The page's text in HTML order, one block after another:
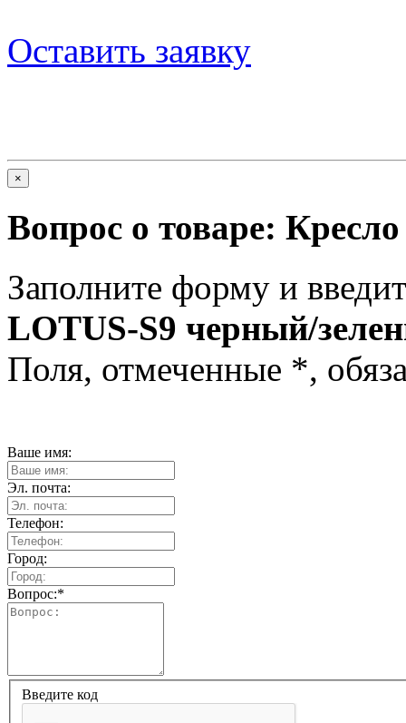
Оставить заявку
×
Вопрос о товаре:
Заполните форму и
LOTUS-S9 черный/
Поля, отмеченные *,
Ваше имя:
Эл. почта:
Телефон:
Город:
Вопрос:*
Введите код